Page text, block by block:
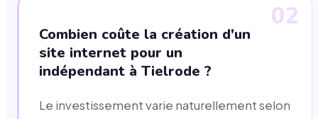
02
Combien coûte la création d'un
site internet pour un
indépendant à Tielrode ?
Le investissement varie naturellement selon